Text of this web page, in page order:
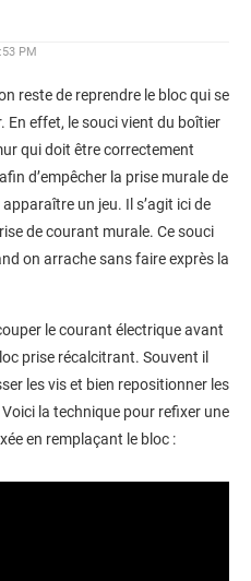
PM
reste de reprendre le bloc qui se
En effet, le souci vient du boîtier
qui doit être correctement
d’empêcher la prise murale de
un jeu. Il s’agit ici de
de courant murale. Ce souci
on arrache sans faire exprès la
le courant électrique avant
prise récalcitrant. Souvent il
les vis et bien repositionner les
la technique pour refixer une
en remplaçant le bloc :